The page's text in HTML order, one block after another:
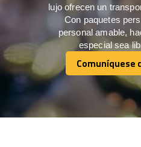
lujo ofrecen un
Con paquetes
personal amable,
especial sea
Comuníquese
Comuníquese